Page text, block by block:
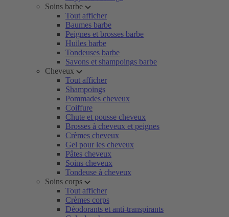
Soins barbe
Tout afficher
Baumes barbe
Peignes et brosses barbe
Huiles barbe
Tondeuses barbe
Savons et shampoings barbe
Cheveux
Tout afficher
Shampoings
Pommades cheveux
Coiffure
Chute et pousse cheveux
Brosses à cheveux et peignes
Crèmes cheveux
Gel pour les cheveux
Pâtes cheveux
Soins cheveux
Tondeuse à cheveux
Soins corps
Tout afficher
Crèmes corps
Déodorants et anti-transpirants